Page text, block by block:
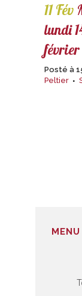
11 Fév
lundi
Posté à
Peltier